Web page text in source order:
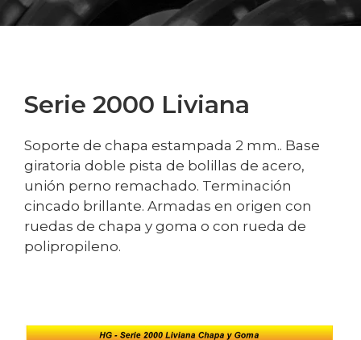
Serie 2000 Liviana
Soporte de chapa estampada 2 mm.. Base
giratoria doble pista de bolillas de acero,
unión perno remachado. Terminación
cincado brillante. Armadas en origen con
ruedas de chapa y goma o con rueda de
polipropileno.